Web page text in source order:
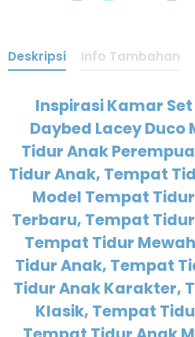
Deskripsi Info Tambahan
Inspirasi Kamar
Daybed Lacey
Tidur Anak
Tidur Anak, Tempat
Model Tempat
Terbaru, Tempat
Tempat Tidur
Tidur Anak, Tempat
Tidur Anak Karakter,
Klasik, Tempat